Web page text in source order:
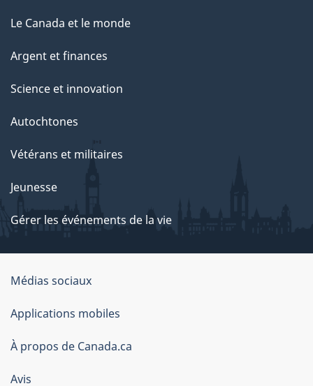
Le Canada et le monde
Argent et finances
Science et innovation
Autochtones
Vétérans et militaires
Jeunesse
Gérer les événements de la vie
Organisation
du
gouvernement
du
Canada
Médias sociaux
Applications mobiles
À propos de Canada.ca
Avis